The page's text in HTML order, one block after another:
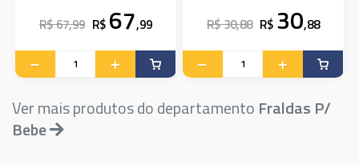
R$ 67,99 R$ 67,99 R$ 30,88 R$ 30,88
Ver mais produtos do departamento Fraldas P/
Bebe